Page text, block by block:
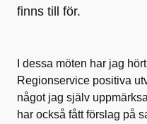
finns till för.
I dessa möten har jag
Regionservice positiva
något jag själv
har också fått förslag på